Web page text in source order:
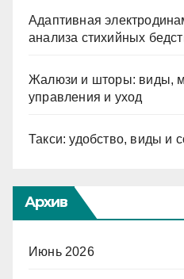
Адаптивная
анализа стихийных
Жалюзи и шторы: виды,
управления и уход
Такси: удобство, виды и
Архив
Июнь 2026